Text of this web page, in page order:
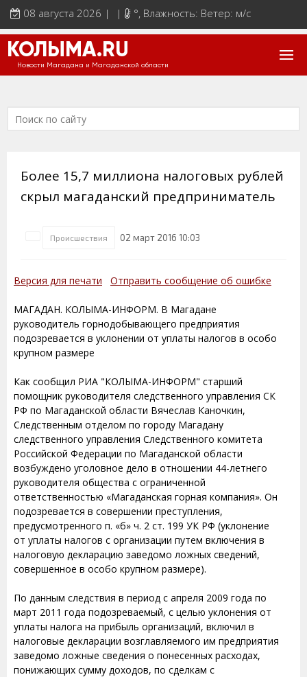
08 августа 2026 | | °, Влажность: Ветер: м/с
КОЛЫМА.RU
Новости Магадана и Магаданской области
Более 15,7 миллиона налоговых рублей
скрыл магаданский предприниматель
Происшествия 02 март 2016 10:03
Версия для печати Отправить сообщение об ошибке
МАГАДАН. КОЛЫМА-ИНФОРМ. В Магадане
руководитель горнодобывающего предприятия
подозревается в уклонении от уплаты налогов в особо
крупном размере
Как сообщил РИА "КОЛЫМА-ИНФОРМ" старший
помощник руководителя следственного управления СК
РФ по Магаданской области Вячеслав Каночкин,
Следственным отделом по городу Магадану
следственного управления Следственного комитета
Российской Федерации по Магаданской области
возбуждено уголовное дело в отношении 44-летнего
руководителя общества с ограниченной
ответственностью «Магаданская горная компания». Он
подозревается в совершении преступления,
предусмотренного п. «б» ч. 2 ст. 199 УК РФ (уклонение
от уплаты налогов с организации путем включения в
налоговую декларацию заведомо ложных сведений,
совершенное в особо крупном размере).
По данным следствия в период с апреля 2009 года по
март 2011 года подозреваемый, с целью уклонения от
уплаты налога на прибыль организаций, включил в
налоговые декларации возглавляемого им предприятия
заведомо ложные сведения о понесенных расходах,
понижающих сумму доходов, по сделкам с